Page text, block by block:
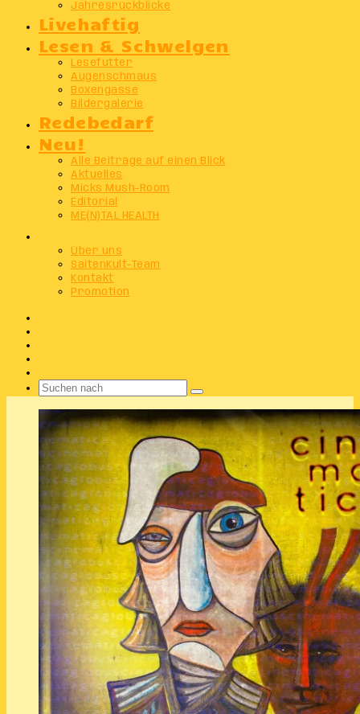
Jahresrückblicke
Livehaftig
Lesen & Schwelgen
Lesefutter
Augenschmaus
Boxengasse
Bildergalerie
Redebedarf
Neu!
Alle Beiträge auf einen Blick
Aktuelles
Micks Mush-Room
Editorial
ME(N)TAL HEALTH
Über uns
SaitenKult-Team
Kontakt
Promotion
Suchen
nach